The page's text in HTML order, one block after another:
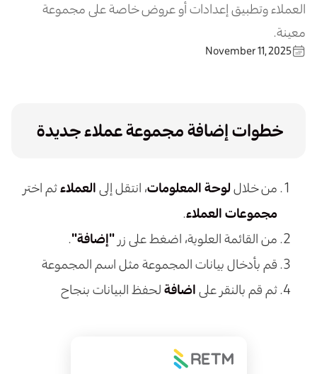
العملاء وتطبيق إعدادات أو عروض خاصة على مجموعة
معينة.
November 11, 2025
خطوات إضافة مجموعة عملاء جديدة
من خلال لوحة المعلومات، انتقل إلى العملاءثم اختر
مجموعات العملاء.
من القائمة العلوية، اضغط على زر "إضافة".
قم بأدخال بيانات المجموعة مثل اسم المجموعة
ثم قم بالنقر على اضافة لحفظ البيانات بنجاح